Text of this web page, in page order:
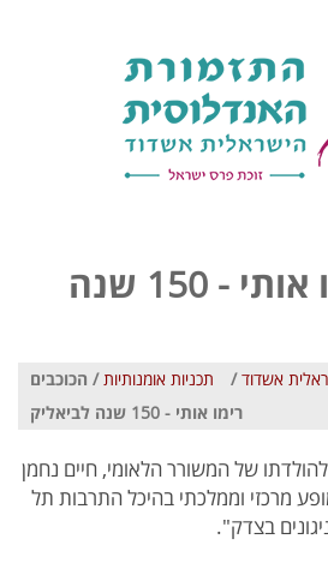
הכוכבים רימו אותי - 150 שנה
אשדוד/ תכניות אומנותיות/ הכוכבים
רימו אותי - 150 שנה לביאליק
150 שנים להולדתו של המשורר הלאומי, חיים נחמן
יעלה ב-14.12 מופע מרכזי וממלכתי בהיכל התרבות תל
בצדק".